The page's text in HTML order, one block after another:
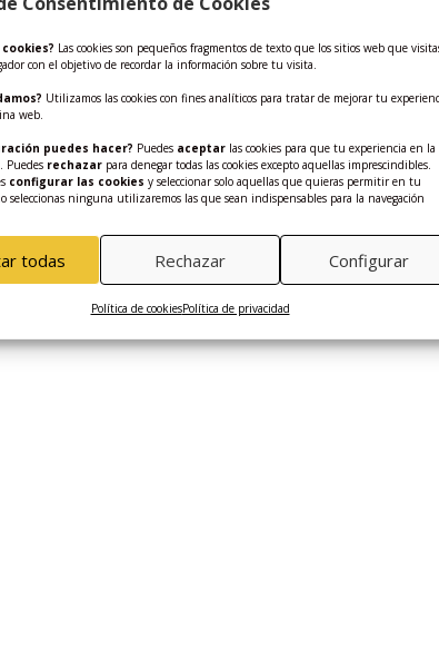
Las cookies son pequeños fragmentos de texto que los sitios web que
con el objetivo de recordar la información sobre tu visita.
Utilizamos las cookies con fines analíticos para tratar de mejorar tu
web.
puedes hacer? Puedes aceptar las cookies para que tu experiencia en la
Puedes rechazar para denegar todas las cookies excepto aquellas imprescindibles.
configurar las cookies y seleccionar solo aquellas que quieras permitir en tu
seleccionas ninguna utilizaremos las que sean indispensables para la navegación
todas Rechazar Configurar
Política de cookiesPolítica de privacidad